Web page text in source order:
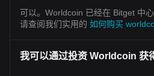
可以。Worldcoin 已经在 Bitget 中
请查阅我们实用的 如何购买
我可以通过投资 Worldcoin 获